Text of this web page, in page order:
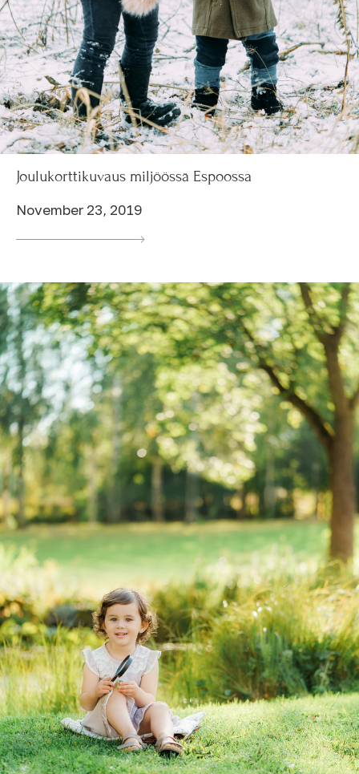
Joulukorttikuvaus miljöössä Espoossa
November 23, 2019